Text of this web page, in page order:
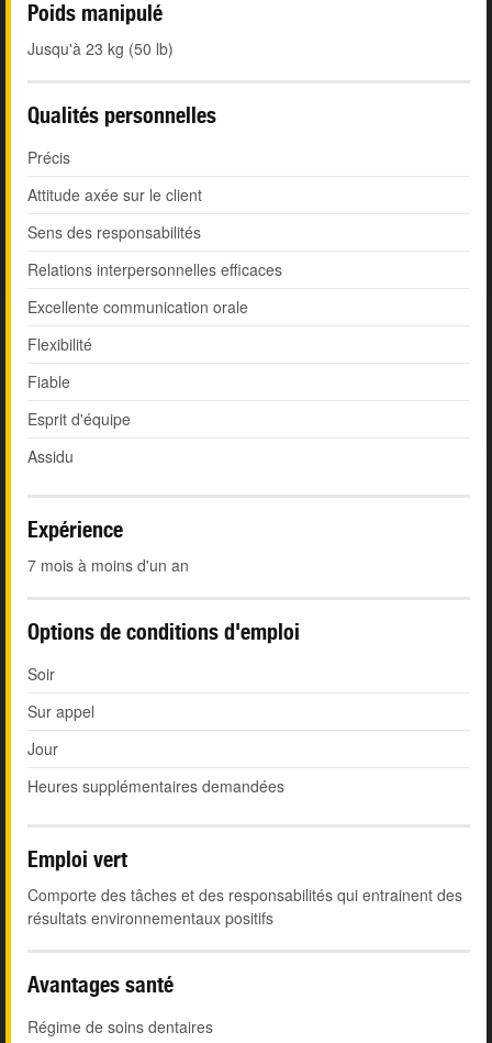
Poids manipulé
Jusqu'à 23 kg (50 lb)
Qualités personnelles
Précis
Attitude axée sur le client
Sens des responsabilités
Relations interpersonnelles efficaces
Excellente communication orale
Flexibilité
Fiable
Esprit d'équipe
Assidu
Expérience
7 mois à moins d'un an
Options de conditions d'emploi
Soir
Sur appel
Jour
Heures supplémentaires demandées
Emploi vert
Comporte des tâches et des responsabilités qui entrainent des
résultats environnementaux positifs
Avantages santé
Régime de soins dentaires